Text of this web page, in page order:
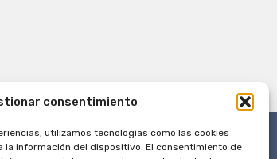
consentimiento
utilizamos tecnologías como las cookies
la información del dispositivo. El consentimiento de